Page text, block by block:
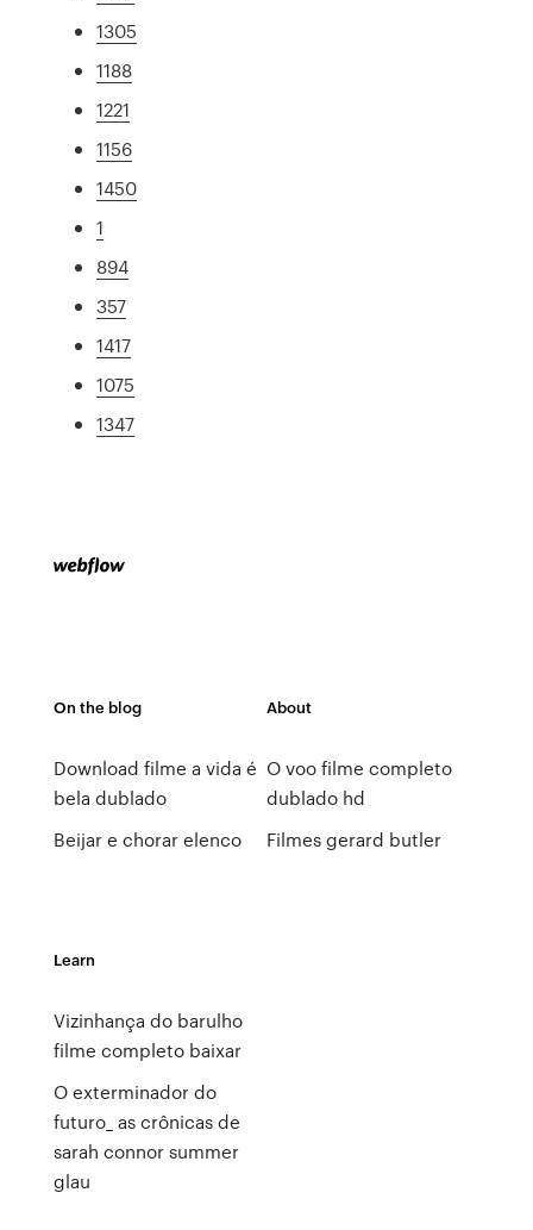
1305
1188
1221
1156
1450
1
894
357
1417
1075
1347
On the blog
Download filme a vida é
bela dublado
Beijar e chorar elenco
About
O voo filme completo
dublado hd
Filmes gerard butler
Learn
Vizinhança do barulho
filme completo baixar
O exterminador do
futuro_ as crônicas de
sarah connor summer
glau